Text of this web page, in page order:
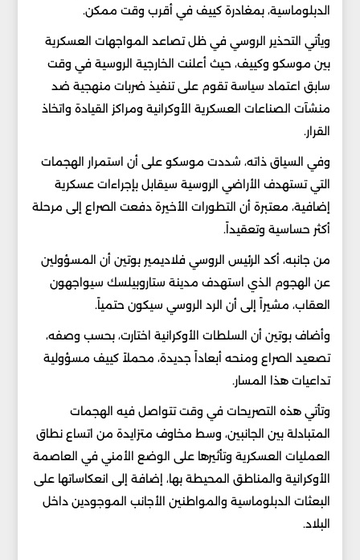
الدبلوماسية، بمغادرة كييف في أقرب وقت ممكن.
ويأتي التحذير الروسي في ظل تصاعد المواجهات العسكرية
بين موسكو وكييف، حيث أعلنت الخارجية الروسية في وقت
سابق اعتماد سياسة تقوم على تنفيذ ضربات منهجية ضد
منشآت الصناعات العسكرية الأوكرانية ومراكز القيادة واتخاذ
القرار.
وفي السياق ذاته، شددت موسكو على أن استمرار الهجمات
التي تستهدف الأراضي الروسية سيقابل بإجراءات عسكرية
إضافية، معتبرة أن التطورات الأخيرة دفعت الصراع إلى مرحلة
أكثر حساسية وتعقيداً.
من جانبه، أكد الرئيس الروسي فلاديمير بوتين أن المسؤولين
عن الهجوم الذي استهدف مدينة ستاروبيلسك سيواجهون
العقاب، مشيراً إلى أن الرد الروسي سيكون حتمياً.
وأضاف بوتين أن السلطات الأوكرانية اختارت، بحسب وصفه،
تصعيد الصراع ومنحه أبعاداً جديدة، محملاً كييف مسؤولية
تداعيات هذا المسار.
وتأتي هذه التصريحات في وقت تتواصل فيه الهجمات
المتبادلة بين الجانبين، وسط مخاوف متزايدة من اتساع نطاق
العمليات العسكرية وتأثيرها على الوضع الأمني في العاصمة
الأوكرانية والمناطق المحيطة بها، إضافة إلى انعكاساتها على
البعثات الدبلوماسية والمواطنين الأجانب الموجودين داخل
البلاد.